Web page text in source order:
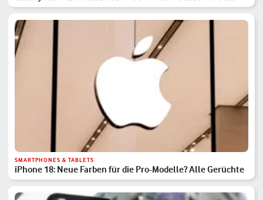
SMARTPHONES & TABLETS
iPhone 18: Neue Farben für die Pro-Modelle? Alle Gerüchte